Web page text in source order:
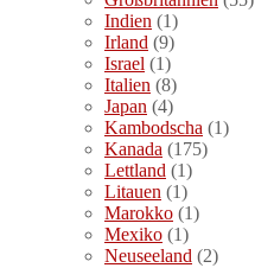
Indien (1)
Irland (9)
Israel (1)
Italien (8)
Japan (4)
Kambodscha (1)
Kanada (175)
Lettland (1)
Litauen (1)
Marokko (1)
Mexiko (1)
Neuseeland (2)